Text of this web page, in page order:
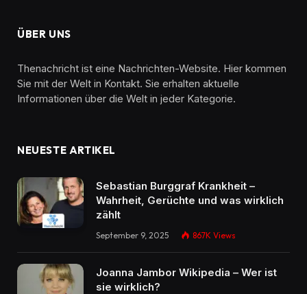
ÜBER UNS
Thenachricht ist eine Nachrichten-Website. Hier kommen
Sie mit der Welt in Kontakt. Sie erhalten aktuelle
Informationen über die Welt in jeder Kategorie.
NEUESTE ARTIKEL
Sebastian Burggraf Krankheit –
Wahrheit, Gerüchte und was wirklich
zählt
September 9, 2025 867K Views
Joanna Jambor Wikipedia – Wer ist
sie wirklich?